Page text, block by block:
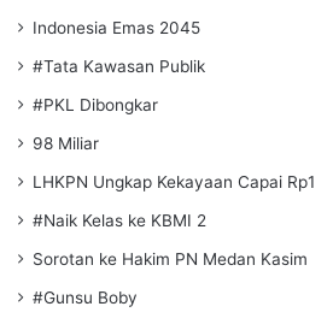
Indonesia Emas 2045
#Tata Kawasan Publik
#PKL Dibongkar
98 Miliar
LHKPN Ungkap Kekayaan Capai Rp1
#Naik Kelas ke KBMI 2
Sorotan ke Hakim PN Medan Kasim
#Gunsu Boby